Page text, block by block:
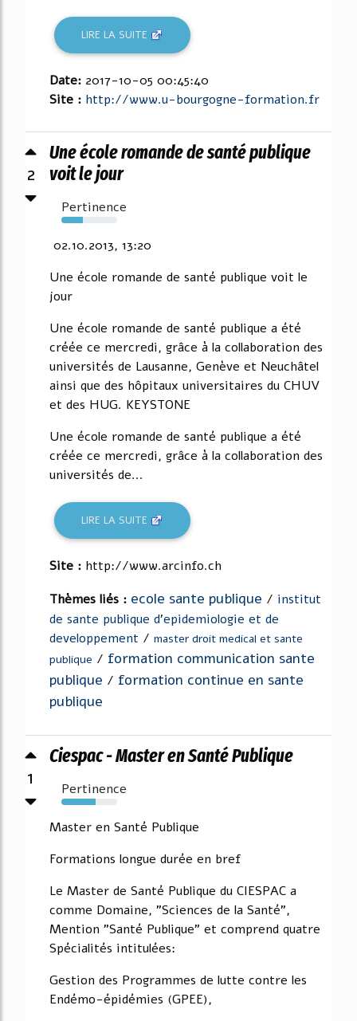
LIRE LA SUITE
Date: 2017-10-05 00:45:40
Site : http://www.u-bourgogne-formation.fr
2
Une école romande de santé publique
voit le jour
Pertinence
38%
02.10.2013, 13:20
Une école romande de santé publique voit le
jour
Une école romande de santé publique a été
créée ce mercredi, grâce à la collaboration des
universités de Lausanne, Genève et Neuchâtel
ainsi que des hôpitaux universitaires du CHUV
et des HUG. KEYSTONE
Une école romande de santé publique a été
créée ce mercredi, grâce à la collaboration des
universités de...
LIRE LA SUITE
Site : http://www.arcinfo.ch
Thèmes liés : ecole sante publique / institut
de sante publique d'epidemiologie et de
developpement / master droit medical et sante
publique / formation communication sante
publique / formation continue en sante
publique
1
Ciespac - Master en Santé Publique
Pertinence
62%
Master en Santé Publique
Formations longue durée en bref
Le Master de Santé Publique du CIESPAC a
comme Domaine, "Sciences de la Santé",
Mention "Santé Publique" et comprend quatre
Spécialités intitulées:
Gestion des Programmes de lutte contre les
Endémo-épidémies (GPEE),